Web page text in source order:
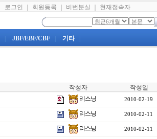
로그인 회원등록 비번분실 현재접속자
JBF/EBF/CBF 기타
작성자 작성일
리스닝 2010-02-19
리스닝 2010-02-11
리스닝 2010-02-11